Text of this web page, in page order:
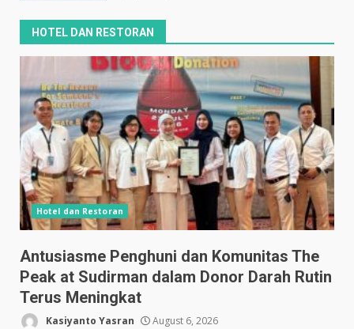
HOTEL DAN RESTORAN
Hotel dan Restoran
Antusiasme Penghuni dan Komunitas The
Peak at Sudirman dalam Donor Darah Rutin
Terus Meningkat
Kasiyanto Yasran August 6, 2026